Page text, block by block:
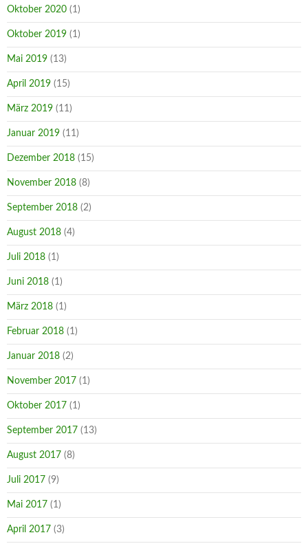
Oktober 2020 (1)
Oktober 2019 (1)
Mai 2019 (13)
April 2019 (15)
März 2019 (11)
Januar 2019 (11)
Dezember 2018 (15)
November 2018 (8)
September 2018 (2)
August 2018 (4)
Juli 2018 (1)
Juni 2018 (1)
März 2018 (1)
Februar 2018 (1)
Januar 2018 (2)
November 2017 (1)
Oktober 2017 (1)
September 2017 (13)
August 2017 (8)
Juli 2017 (9)
Mai 2017 (1)
April 2017 (3)